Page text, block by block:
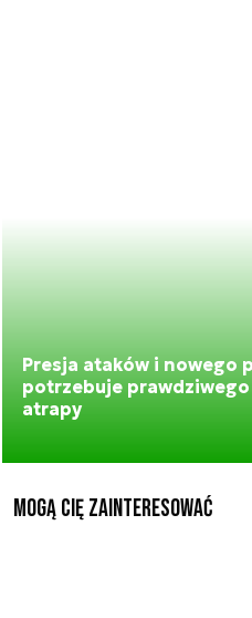
Presja ataków i nowego
potrzebuje prawdziwego
atrapy
Mogą Cię zainteresować